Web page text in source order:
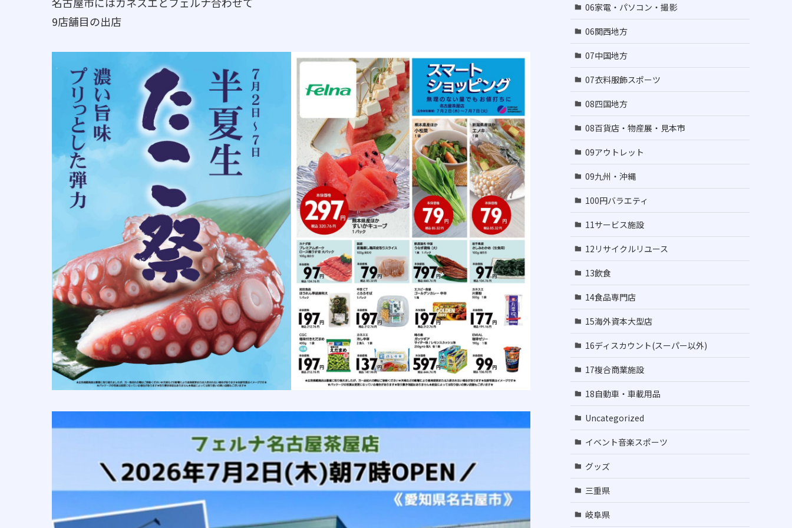
9店舗目の出店
06家電・パソコン・撮影
06関西地方
07中国地方
07衣料服飾スポーツ
08四国地方
08百貨店・物産展・見本市
09アウトレット
09九州・沖縄
100円バラエティ
11サービス施設
12リサイクルリユース
13飲食
14食品専門店
15海外資本大型店
16ディスカウント(スーパー以外)
17複合商業施設
18自動車・車載用品
Uncategorized
イベント音楽スポーツ
グッズ
三重県
岐阜県